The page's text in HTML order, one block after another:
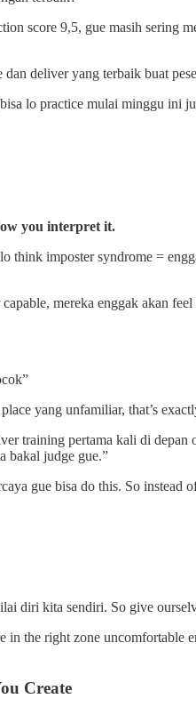
score 9,5, gue masih
deliver yang terbaik buat
lo practice mulai minggu ini
you interpret it.
think imposter syndrome =
mereka enggak akan
yang unfamiliar, that’s
training pertama kali di
bakal judge gue.”
gue bisa do this. So
diri kita sendiri. So give
in the right zone
Create